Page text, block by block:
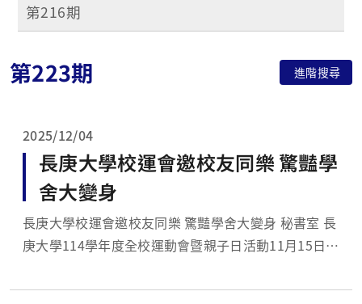
第216期
第223期 進階搜尋
2025/12/04
長庚大學校運會邀校友同樂 驚豔學
舍大變身
長庚大學校運會邀校友同樂 驚豔學舍大變身 秘書室 長
庚大學114學年度全校運動會暨親子日活動11月15日熱
待的「國際文化園遊會」外，校方特別將「25+校友重